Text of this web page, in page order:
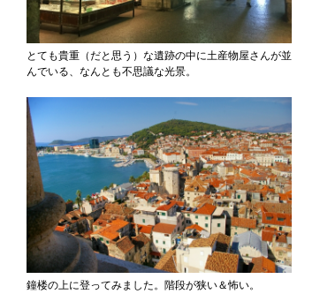
とても貴重（だと思う）な遺跡の中に土産物屋さんが並
んでいる、なんとも不思議な光景。
鐘楼の上に登ってみました。階段が狭い＆怖い。